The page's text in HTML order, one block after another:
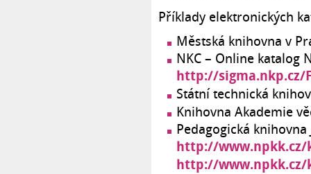
Příklady elektronických
Městská knihovna v
NKC – Online katalog
http://sigma.nkp.cz/
Státní technická
Knihovna Akademie
Pedagogická knihovna
http://
http://